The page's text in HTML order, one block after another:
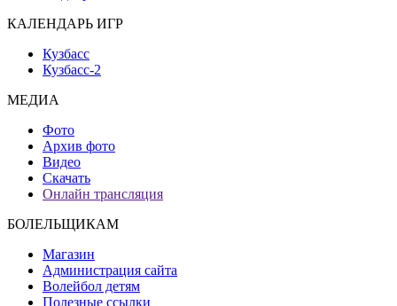
КАЛЕНДАРЬ ИГР
Кузбасс
Кузбасс-2
МЕДИА
Фото
Архив фото
Видео
Скачать
Онлайн трансляция
БОЛЕЛЬЩИКАМ
Магазин
Администрация сайта
Волейбол детям
Полезные ссылки